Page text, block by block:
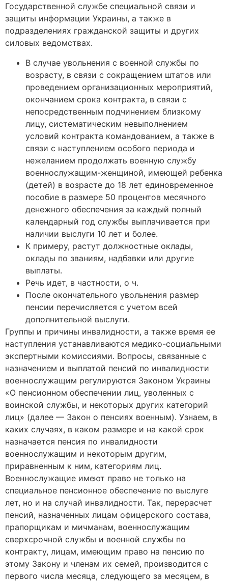
Государственной службе специальной связи и
защиты информации Украины, а также в
подразделениях гражданской защиты и других
силовых ведомствах.
В случае увольнения с военной службы по
возрасту, в связи с сокращением штатов или
проведением организационных мероприятий,
окончанием срока контракта, в связи с
непосредственным подчинением близкому
лицу, систематическим невыполнением
условий контракта командованием, а также в
связи с наступлением особого периода и
нежеланием продолжать военную службу
военнослужащим-женщиной, имеющей ребенка
(детей) в возрасте до 18 лет единовременное
пособие в размере 50 процентов месячного
денежного обеспечения за каждый полный
календарный год службы выплачивается при
наличии выслуги 10 лет и более.
К примеру, растут должностные оклады,
оклады по званиям, надбавки или другие
выплаты.
Речь идет, в частности, о ч.
После окончательного увольнения размер
пенсии перечисляется с учетом всей
дополнительной выслуги.
Группы и причины инвалидности, а также время ее
наступления устанавливаются медико-социальными
экспертными комиссиями. Вопросы, связанные с
назначением и выплатой пенсий по инвалидности
военнослужащим регулируются Законом Украины
«О пенсионном обеспечении лиц, уволенных с
воинской службы, и некоторых других категорий
лиц» (далее — Закон о пенсиях военным). Узнаем, в
каких случаях, в каком размере и на какой срок
назначается пенсия по инвалидности
военнослужащим и некоторым другим,
приравненным к ним, категориям лиц.
Военнослужащие имеют право не только на
специальное пенсионное обеспечение по выслуге
лет, но и на случай инвалидности. Так, перерасчет
пенсий, назначенных лицам офицерского состава,
прапорщикам и мичманам, военнослужащим
сверхсрочной службы и военной службы по
контракту, лицам, имеющим право на пенсию по
этому Закону и членам их семей, производится с
первого числа месяца, следующего за месяцем, в